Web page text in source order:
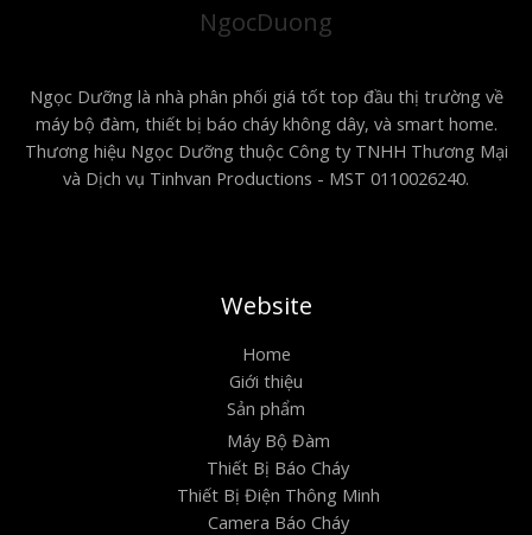
NgocDuong
Ngọc Dưỡng là nhà phân phối giá tốt top đầu thị trường về
máy bộ đàm, thiết bị báo cháy không dây, và smart home.
Thương hiệu Ngọc Dưỡng thuộc Công ty TNHH Thương Mại
và Dịch vụ Tinhvan Productions - MST 0110026240.
Website
Home
Giới thiệu
Sản phẩm
Máy Bộ Đàm
Thiết Bị Báo Cháy
Thiết Bị Điện Thông Minh
Camera Báo Cháy